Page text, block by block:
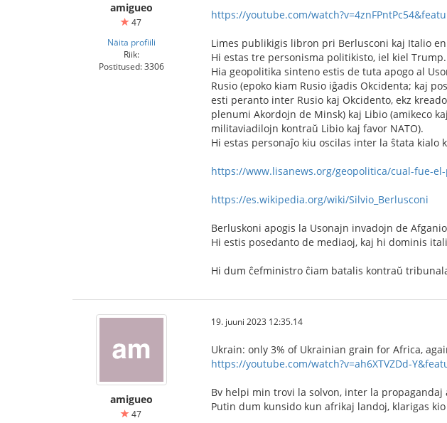
amigueo
47
Näita profiili
Riik:
Postitused: 3306
https://youtube.com/
Limes publikigis libron pri Berlusconi kaj Italio en
Hi estas tre personisma politikisto, iel kiel Trump.
Hia geopolitika sinteno estis de tuta apogo al
Rusio (epoko kiam Rusio iĝadis Okcidenta; kaj
esti peranto inter Rusio kaj Okcidento, ekz
plenumi Akordojn de Minsk) kaj Libio (amikeco
militaviadilojn kontraŭ Libio kaj favor NATO).
Hi estas personaĵo kiu oscilas inter la ŝtata kialo
https://www.lisanews.org/geopolitica/cual-fue-el-
https://es.wikipedia.org/wiki/Silvio_Berlusconi
Berluskoni apogis la Usonajn invadojn de
Hi estis posedanto de mediaoj, kaj hi dominis
Hi dum ĉefministro ĉiam batalis kontraŭ
amigueo
47
19. juuni 2023 12:35.14
Ukrain: only 3% of Ukrainian grain for Africa,
https://youtube.com/watch?v=ah6XTVZDd-
Bv helpi min trovi la solvon, inter la propagandaj
Putin dum kunsido kun afrikaj landoj, klarigas